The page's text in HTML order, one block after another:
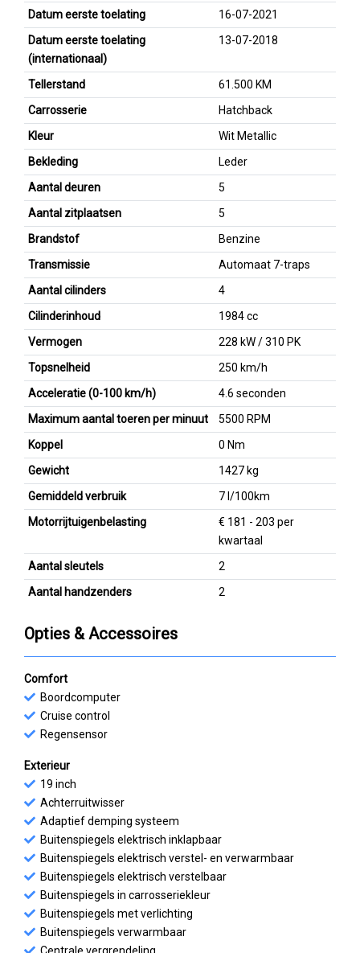
Datum eerste toelating
16-07-2021
Datum eerste toelating
(internationaal)
13-07-2018
Tellerstand
61.500 KM
Carrosserie
Hatchback
Kleur
Wit Metallic
Bekleding
Leder
Aantal deuren
5
Aantal zitplaatsen
5
Brandstof
Benzine
Transmissie
Automaat 7-traps
Aantal cilinders
4
Cilinderinhoud
1984 cc
Vermogen
228 kW / 310 PK
Topsnelheid
250 km/h
Acceleratie (0-100 km/h)
4.6 seconden
Maximum aantal toeren per minuut
5500 RPM
Koppel
0 Nm
Gewicht
1427 kg
Gemiddeld verbruik
7 l/100km
Motorrijtuigenbelasting
€ 181 - 203 per
kwartaal
Aantal sleutels
2
Aantal handzenders
2
Opties & Accessoires
Comfort
Boordcomputer
Cruise control
Regensensor
Exterieur
19 inch
Achterruitwisser
Adaptief demping systeem
Buitenspiegels elektrisch inklapbaar
Buitenspiegels elektrisch verstel- en verwarmbaar
Buitenspiegels elektrisch verstelbaar
Buitenspiegels in carrosseriekleur
Buitenspiegels met verlichting
Buitenspiegels verwarmbaar